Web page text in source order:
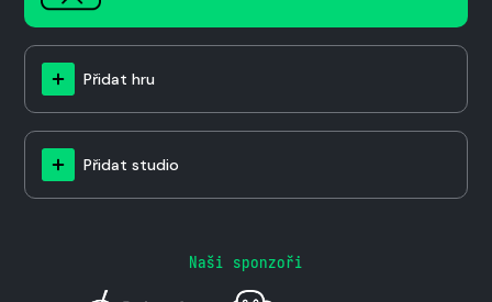
Přidat hru
Přidat studio
Naši sponzoři